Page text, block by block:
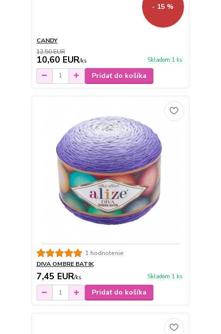
- 15 %
CANDY
12,50 EUR
10,60 EUR/ks Skladom 1 ks
Pridať do košíka
1 hodnotenie
DIVA OMBRE BATIK
7,45 EUR/ks Skladom 1 ks
Pridať do košíka